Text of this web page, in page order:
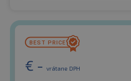
€ - vrátane DPH